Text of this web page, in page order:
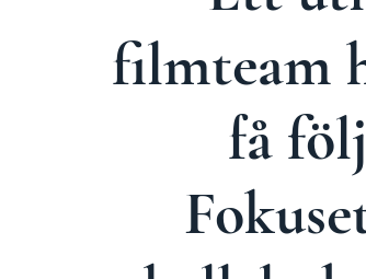
filmteam
få